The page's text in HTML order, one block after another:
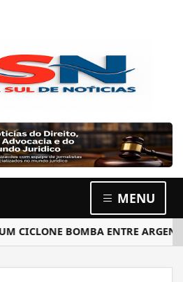
MENU
BOMBA ENTRE ARGENTINA,